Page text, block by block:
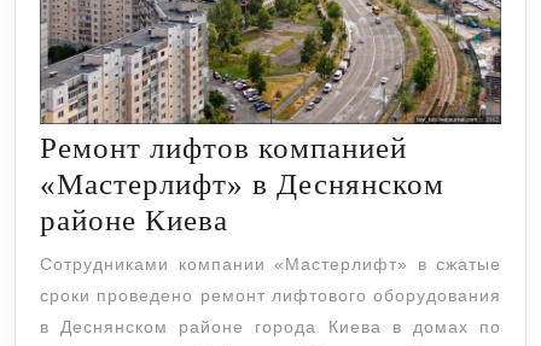
Ремонт лифтов компанией
«Мастерлифт» в Деснянском
районе Киева
лифтов
компанией
«Мастерлифт»
Сотрудниками компании «Мастерлифт» в сжатые
сроки проведено ремонт лифтового оборудования
в Деснянском районе города Киева в домах по